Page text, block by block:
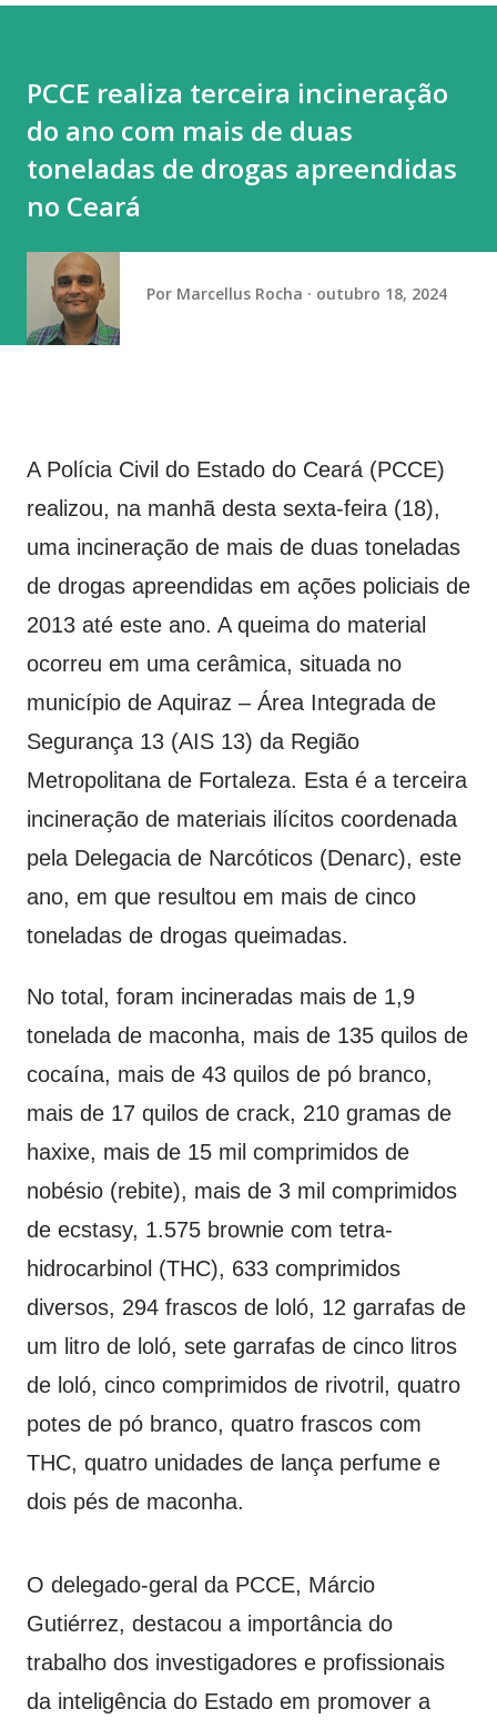
superiores e colegas que busquem influenciar o voto livre e
secreto de funcionários. O assédio eleitoral ocorre quando
alguém utiliza sua posição de poder no ambiente de
trabalho para influenciar, constranger ou pressionar
trabalhadores a votar, deixar de votar ou apoiar
determinado candidato, partido ou posicionamento
político. “É a prática do empregador que gera esse
constrang...
PCCE realiza terceira incineração
do ano com mais de duas
toneladas de drogas apreendidas
no Ceará
Por Marcellus Rocha outubro 18, 2024
A Polícia Civil do Estado do Ceará (PCCE)
realizou, na manhã desta sexta-feira (18),
uma incineração de mais de duas toneladas
de drogas apreendidas em ações policiais de
2013 até este ano. A queima do material
ocorreu em uma cerâmica, situada no
município de Aquiraz – Área Integrada de
Segurança 13 (AIS 13) da Região
Metropolitana de Fortaleza. Esta é a terceira
incineração de materiais ilícitos coordenada
pela Delegacia de Narcóticos (Denarc), este
ano, em que resultou em mais de cinco
toneladas de drogas queimadas.
No total, foram incineradas mais de 1,9
tonelada de maconha, mais de 135 quilos de
cocaína, mais de 43 quilos de pó branco,
mais de 17 quilos de crack, 210 gramas de
haxixe, mais de 15 mil comprimidos de
nobésio (rebite), mais de 3 mil comprimidos
de ecstasy, 1.575 brownie com tetra-
hidrocarbinol (THC), 633 comprimidos
diversos, 294 frascos de loló, 12 garrafas de
um litro de loló, sete garrafas de cinco litros
de loló, cinco comprimidos de rivotril, quatro
potes de pó branco, quatro frascos com
THC, quatro unidades de lança perfume e
dois pés de maconha.
O delegado-geral da PCCE, Márcio
Gutiérrez, destacou a importância do
trabalho dos investigadores e profissionais
da inteligência do Estado em promover a